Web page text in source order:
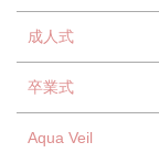
成人式
卒業式
Aqua Veil